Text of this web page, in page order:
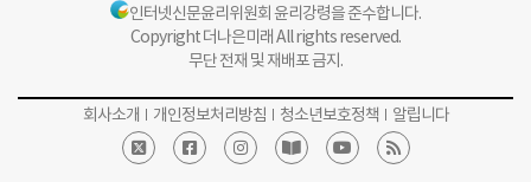
인터넷신문윤리위원회 윤리강령을 준수합니다.
Copyright 더나은미래 All rights reserved.
무단 전재 및 재배포 금지.
회사소개 개인정보처리방침 청소년보호정책 알립니다